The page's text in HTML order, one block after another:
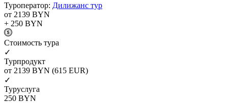
Туроператор: Дилижанс тур
от 2139 BYN
+ 250 BYN
Cтоимость тура
✓
Турпродукт
от 2139 BYN (615 EUR)
✓
Туруслуга
250 BYN